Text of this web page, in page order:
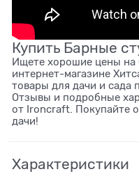
Купить Барные
Ищете хорошие цены на
интернет-магазине
товары для дачи и сада
Отзывы и подробные
от Ironcraft. Покупайте
дачи!
Характеристики